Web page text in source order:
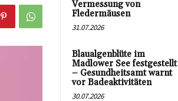
Vermessung von
Fledermäusen
31.07.2026
Blaualgenblüte im
Madlower See festgestellt
– Gesundheitsamt warnt
vor Badeaktivitäten
30.07.2026